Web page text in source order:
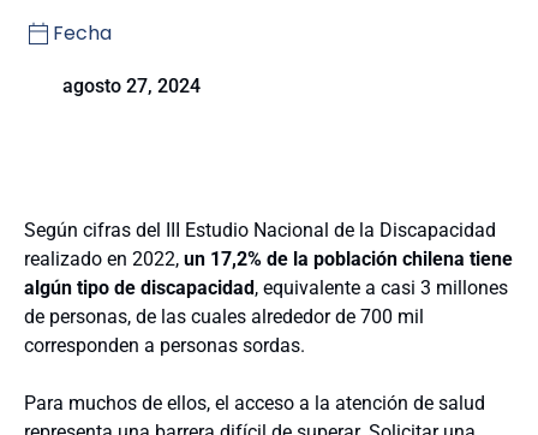
Fecha
agosto 27, 2024
Según cifras del III Estudio Nacional de la Discapacidad
realizado en 2022, un 17,2% de la población chilena tiene
algún tipo de discapacidad, equivalente a casi 3 millones
de personas, de las cuales alrededor de 700 mil
corresponden a personas sordas.
Para muchos de ellos, el acceso a la atención de salud